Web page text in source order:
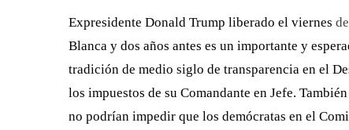
Expresidente Donald Trump liberado el viernes
Blanca y dos años antes es un importante y
tradición de medio siglo de transparencia en el
los impuestos de su Comandante en Jefe.
no podrían impedir que los demócratas en el